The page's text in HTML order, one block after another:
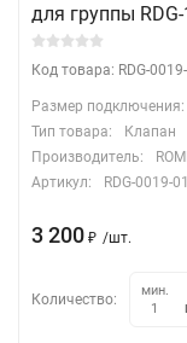
для группы
Код товара: RDG-
Размер подключения:
Тип товара:
Клапан
Производитель:
Артикул:
RDG-0019-
3 200 ₽ /шт.
Количество:
мин.
1